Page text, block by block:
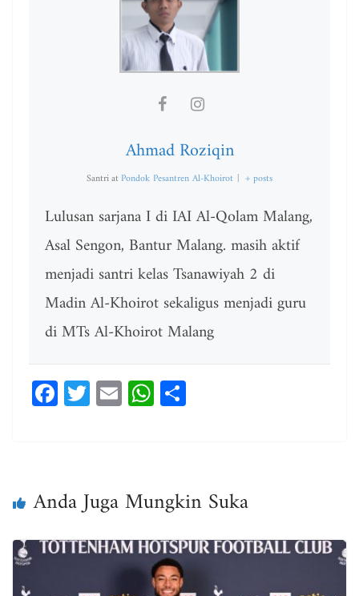
Ahmad Roziqin
SantriatPondok Pesantren Al-Khoirot | + posts
Lulusan sarjana I di IAI Al-Qolam Malang,
Asal Sengon, Bantur Malang. masih aktif
menjadi santri kelas Tsanawiyah 2 di
Madin Al-Khoirot sekaligus menjadi guru
di MTs Al-Khoirot Malang
Fa
ce
T
wi
E
m
W
ha
pp
Anda Juga Mungkin Suka